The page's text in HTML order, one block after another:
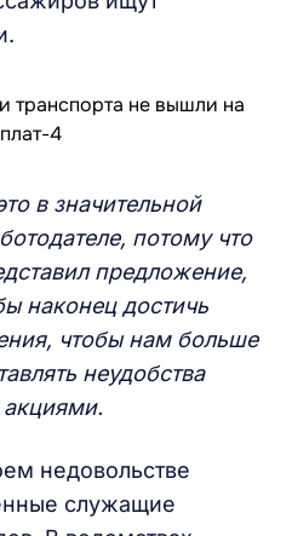
в значительной
потому что
предложение,
наконец достичь
чтобы нам больше
неудобства
недовольстве
служащие